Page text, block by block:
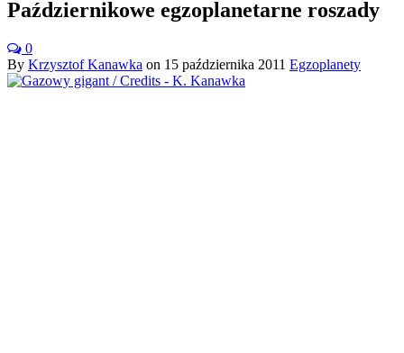
Październikowe egzoplanetarne roszady
0
By Krzysztof Kanawka on 15 października 2011 Egzoplanety